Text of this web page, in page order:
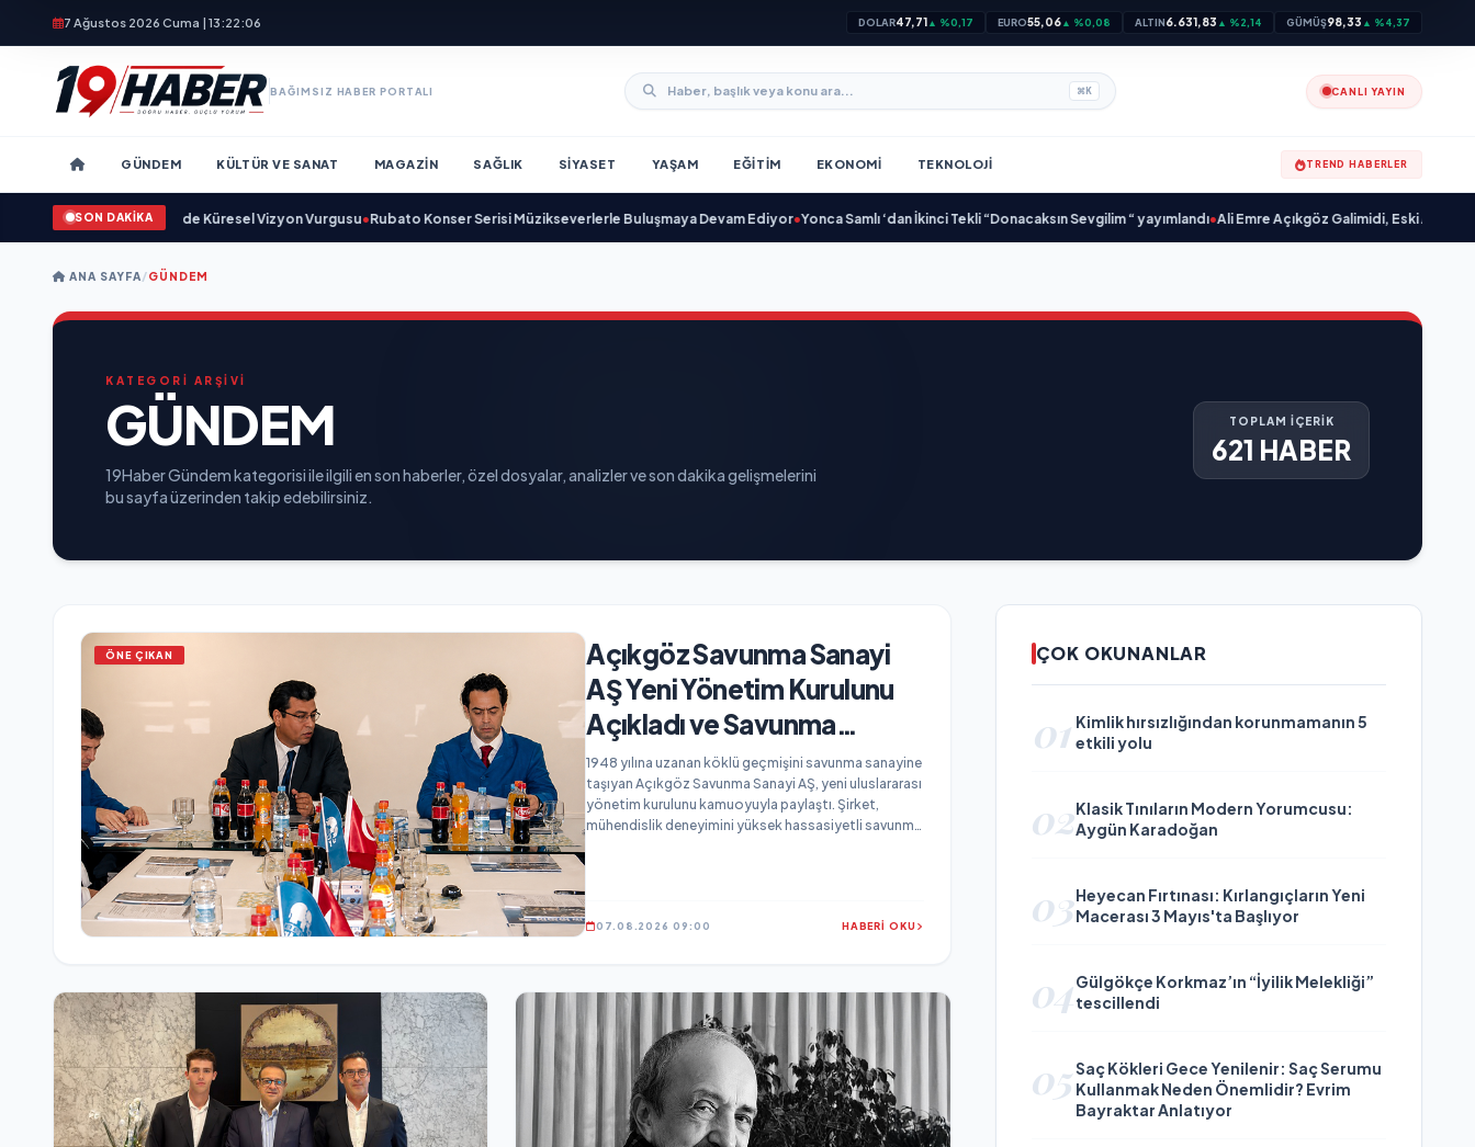
7 Ağustos 2026 Cuma | 13:22:08 DOLAR47,71▲ %0,17 EURO55,06▲ %0,08 ALTIN6.631,83 ▲ %2,14 GÜMÜŞ98,33 ▲ %4,37
BAĞIMSIZ HABER PORTALI ⌘K CANLI YAYIN
GÜNDEM KÜLTÜR VE SANAT MAGAZIN SAĞLIK SIYASET YAŞAM EĞITIM EKONOMI TEKNOLOJI TREND HABERLER
SON DAKİKA
Savunma Sanayinde Küresel Vizyon Vurgusu•Rubato Konser Serisi Müzikseverlerle Buluşmaya Devam Ediyor•Yonca Samlı ‘dan İkinci Tekli “Donacaksın Sevgilim “ yayımlandı•Ali Emre Açıkgöz Galimidi, Eski AB Bakanı ve
ANA SAYFA/GÜNDEM
KATEGORİ ARŞİVİ
GÜNDEM
19Haber Gündem kategorisi ile ilgili en son haberler, özel dosyalar, analizler ve son dakika gelişmelerini
bu sayfa üzerinden takip edebilirsiniz.
TOPLAM İÇERİK
621 HABER
ÖNE ÇIKAN
Açıkgöz Savunma Sanayi
AŞ Yeni Yönetim Kurulunu
Açıkladı ve Savunma
Sanayinde Küresel Vizyon
Vurgusu
1948 yılına uzanan köklü geçmişini savunma sanayine
taşıyan Açıkgöz Savunma Sanayi AŞ, yeni uluslararası
yönetim kurulunu kamuoyuyla paylaştı. Şirket,
mühendislik deneyimini yüksek hassasiyetli savunma
07.08.2026 09:00 HABERİ OKU
ÇOK OKUNANLAR
01 Kimlik hırsızlığından korunmamanın 5
etkili yolu
02Klasik Tınıların Modern Yorumcusu:
Aygün Karadoğan
03Heyecan Fırtınası: Kırlangıçların Yeni
Macerası 3 Mayıs'ta Başlıyor
04Gülgökçe Korkmaz’ın “İyilik Melekliği”
tescillendi
05Saç Kökleri Gece Yenilenir: Saç Serumu
Kullanmak Neden Önemlidir? Evrim
Bayraktar Anlatıyor